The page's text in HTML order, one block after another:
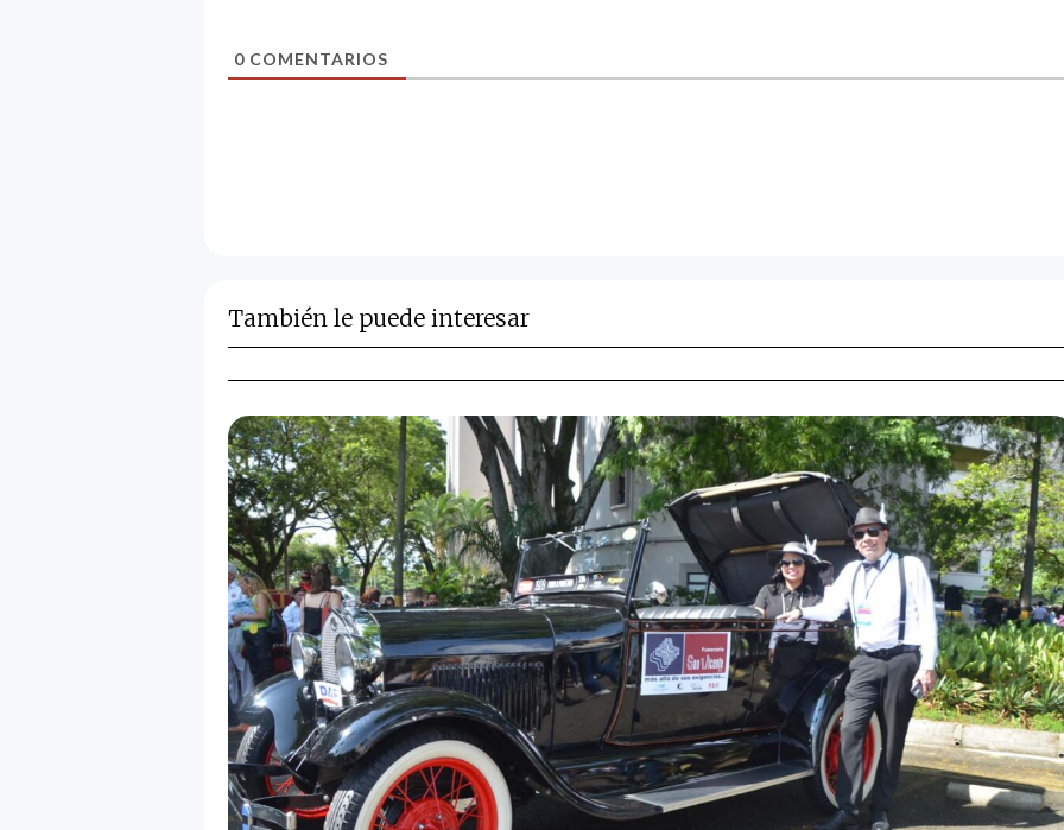
0 COMENTARIOS
También le puede interesar